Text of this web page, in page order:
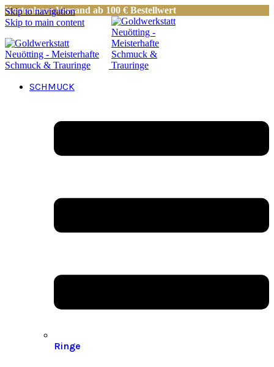
Skip to navigation
Skip to main content
Kostenloser Versand ab 100 € Bestellwert
SCHMUCK
Ringe